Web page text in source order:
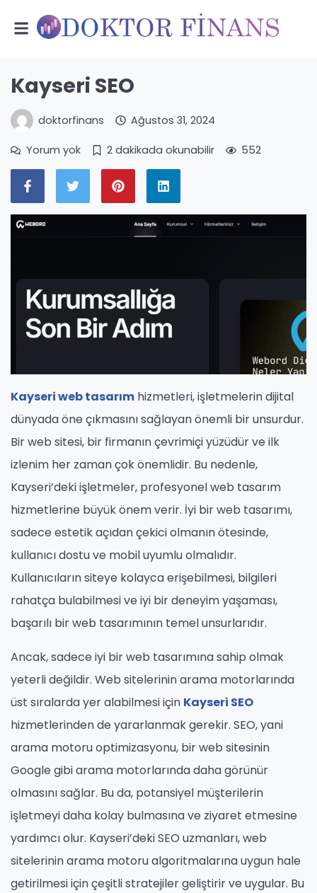
Kayseri SEO
doktorfinans Ağustos 31, 2024
Yorum yok 2 dakikada okunabilir 552
Kayseri web tasarım hizmetleri, işletmelerin dijital
dünyada öne çıkmasını sağlayan önemli bir unsurdur.
Bir web sitesi, bir firmanın çevrimiçi yüzüdür ve ilk
izlenim her zaman çok önemlidir. Bu nedenle,
Kayseri’deki işletmeler, profesyonel web tasarım
hizmetlerine büyük önem verir. İyi bir web tasarımı,
sadece estetik açıdan çekici olmanın ötesinde,
kullanıcı dostu ve mobil uyumlu olmalıdır.
Kullanıcıların siteye kolayca erişebilmesi, bilgileri
rahatça bulabilmesi ve iyi bir deneyim yaşaması,
başarılı bir web tasarımının temel unsurlarıdır.
Ancak, sadece iyi bir web tasarımına sahip olmak
yeterli değildir. Web sitelerinin arama motorlarında
üst sıralarda yer alabilmesi için Kayseri SEO
hizmetlerinden de yararlanmak gerekir. SEO, yani
arama motoru optimizasyonu, bir web sitesinin
Google gibi arama motorlarında daha görünür
olmasını sağlar. Bu da, potansiyel müşterilerin
işletmeyi daha kolay bulmasına ve ziyaret etmesine
yardımcı olur. Kayseri’deki SEO uzmanları, web
sitelerinin arama motoru algoritmalarına uygun hale
getirilmesi için çeşitli stratejiler geliştirir ve uygular. Bu